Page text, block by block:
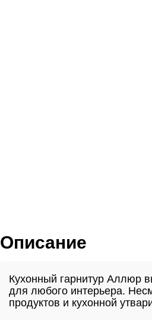
Описание
Кухонный гарнитур Аллюр
для любого интерьера.
продуктов и кухонной